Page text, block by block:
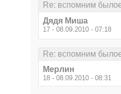
Re: вспомним
Дядя Миша
17 - 08.09.2010 - 07:18
Re: вспомним
Мерлин
18 - 08.09.2010 - 08:31